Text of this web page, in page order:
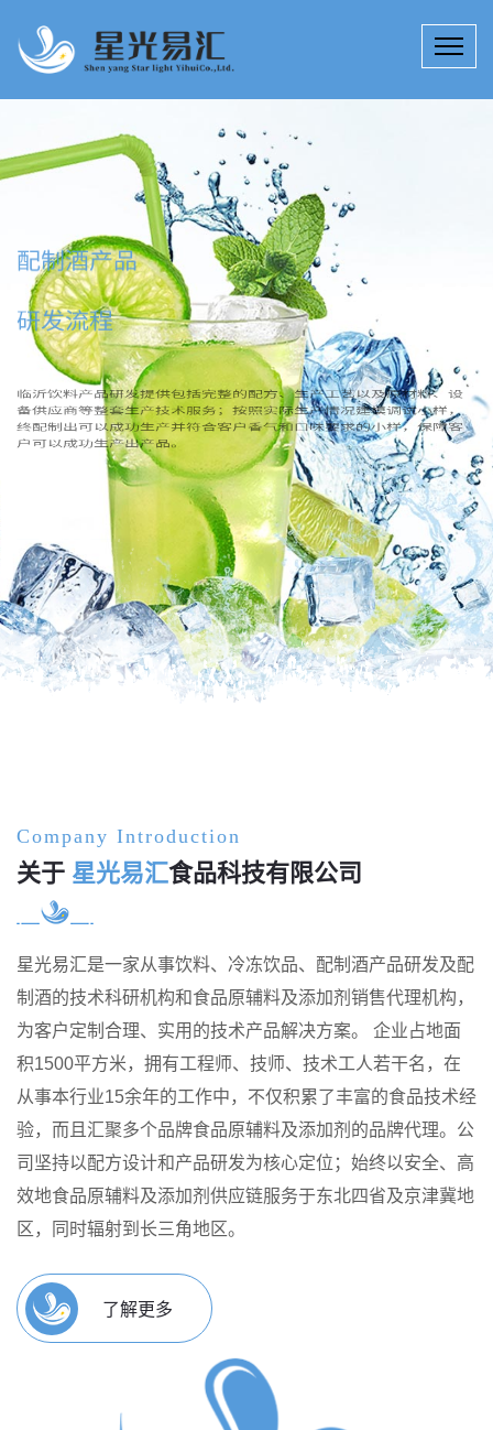
配制酒产品
研发流程
临沂饮料产品研发提供包括完整的配方、生产工艺以及原材料、设
备供应商等整套生产技术服务；按照实际生产情况建模调试小样，
终配制出可以成功生产并符合客户香气和口味要求的小样，保障客
户可以成功生产出产品。
饮料解决方案
Company Introduction
关于 星光易汇食品科技有限公司
星光易汇是一家从事饮料、冷冻饮品、配制酒产品研发及配
制酒的技术科研机构和食品原辅料及添加剂销售代理机构，
为客户定制合理、实用的技术产品解决方案。 企业占地面
积1500平方米，拥有工程师、技师、技术工人若干名，在
从事本行业15余年的工作中，不仅积累了丰富的食品技术经
验，而且汇聚多个品牌食品原辅料及添加剂的品牌代理。公
司坚持以配方设计和产品研发为核心定位；始终以安全、高
效地食品原辅料及添加剂供应链服务于东北四省及京津冀地
区，同时辐射到长三角地区。
了解更多